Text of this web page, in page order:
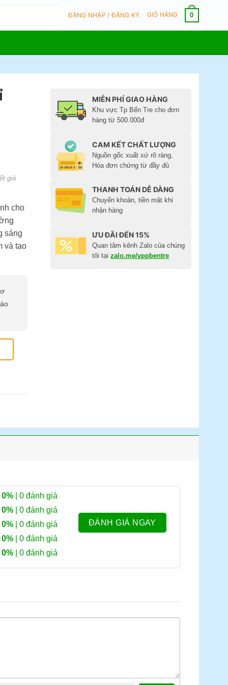
ĐĂNG NHẬP / ĐĂNG KÝ GIỎ HÀNG 0
giá
cho
sáng
và tạo
MIỄN PHÍ GIAO HÀNG
Khu vực Tp Bến Tre cho đơn
hàng từ 500.000đ
CAM KẾT CHẤT LƯỢNG
Nguồn gốc xuất xứ rõ ràng,
Hóa đơn chứng từ đầy đủ
THANH TOÁN DỄ DÀNG
Chuyển khoản, tiền mặt khi
nhận hàng
ƯU ĐÃI ĐẾN 15%
Quan tâm kênh Zalo của chúng
tôi tạizalo.me/vppbentre
0% | 0 đánh giá
0% | 0 đánh giá
0% | 0 đánh giá
0% | 0 đánh giá
0% | 0 đánh giá
ĐÁNH GIÁ NGAY